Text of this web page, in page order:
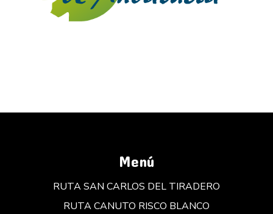
Menú
RUTA SAN CARLOS DEL TIRADERO
RUTA CANUTO RISCO BLANCO